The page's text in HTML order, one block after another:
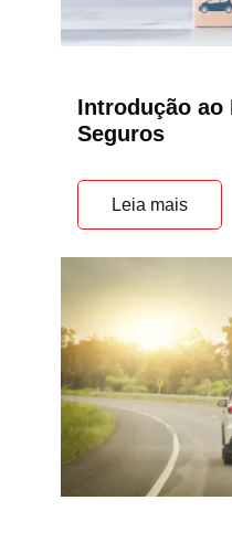
Introdução ao
Seguros
Leia mais